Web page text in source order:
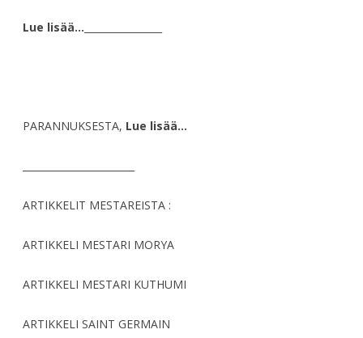
Lue lisää…
PARANNUKSESTA, Lue lisää…
ARTIKKELIT MESTAREISTA :
ARTIKKELI MESTARI MORYA
ARTIKKELI MESTARI KUTHUMI
ARTIKKELI SAINT GERMAIN